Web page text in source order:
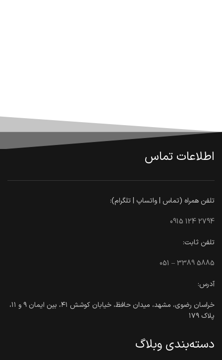
اطلاعات تماس
تلفن همراه (تماس | واتساپ | تلگرام):
0915 124 2794
تلفن ثابت:
051 – 3389 5885
آدرس:
خراسان رضوی، مشهد، میدان حافظ، خیابان کوشش ۴۱، بین ایمان ۹ و ۱۱،
پلاک ۱۷۹
دسته‌بندی وبلاگ